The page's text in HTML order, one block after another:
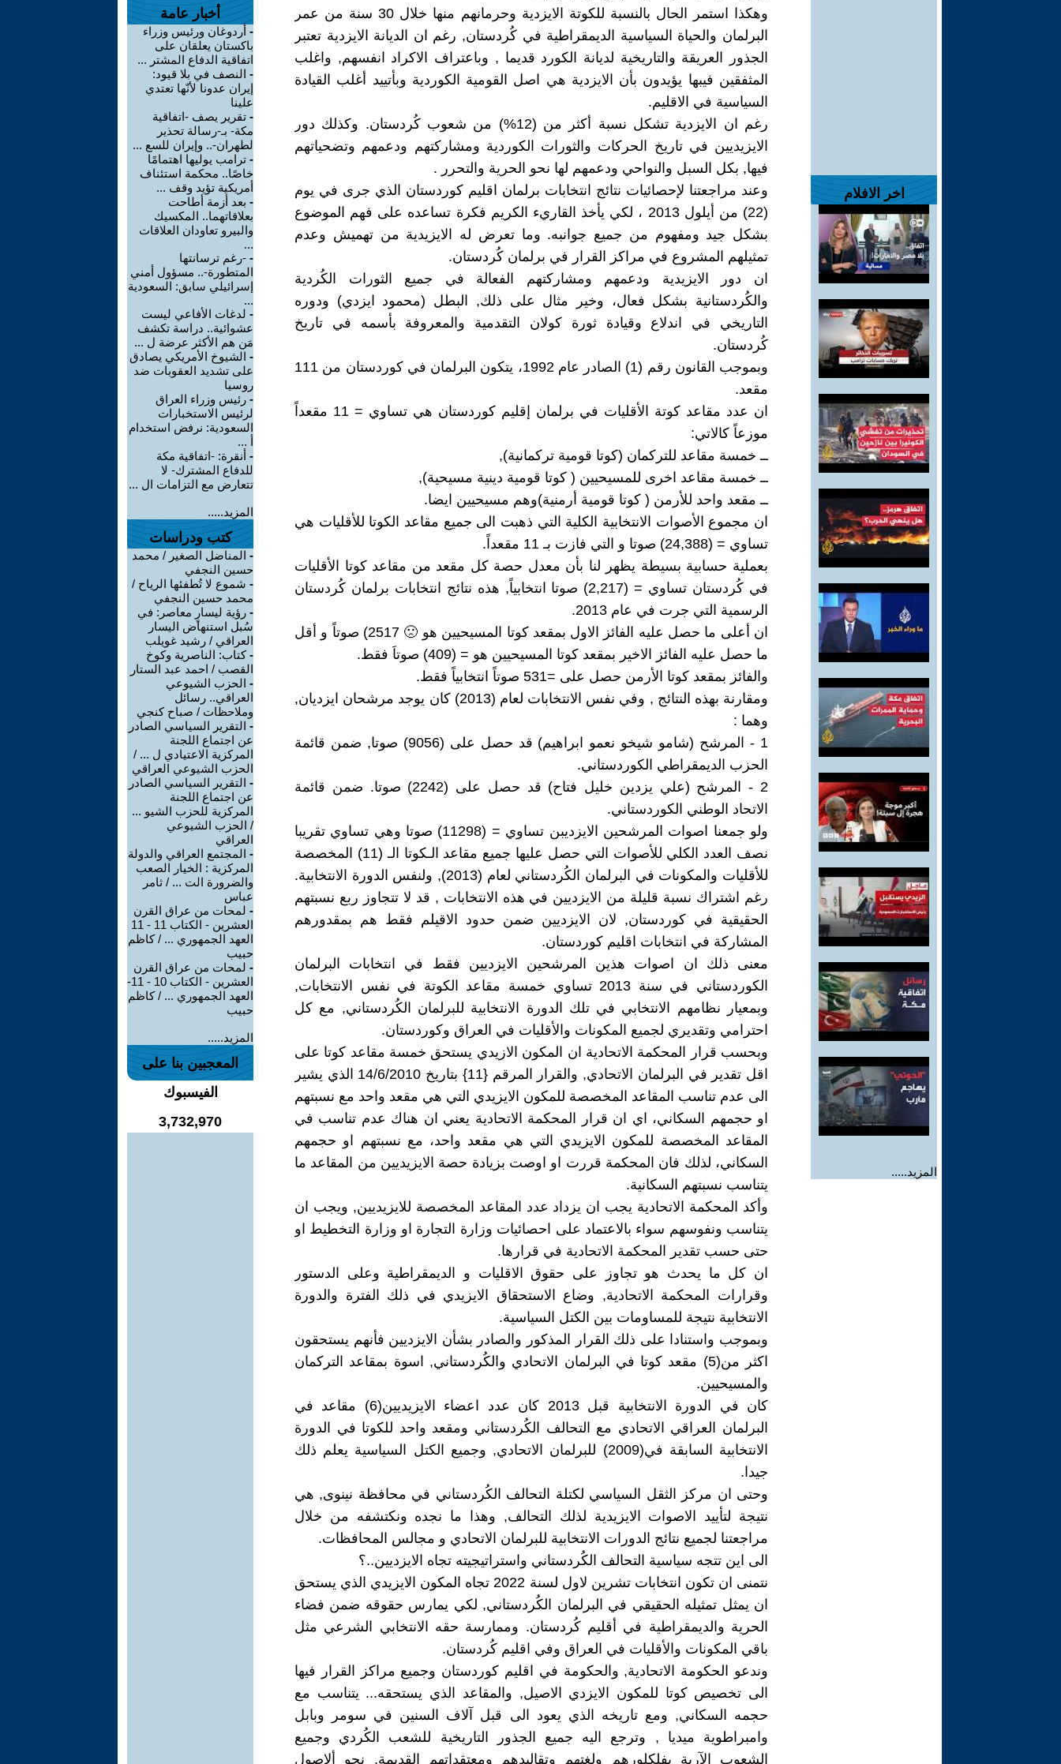
اخر الافلام
المزيد.....
وهكذا استمر الحال بالنسبة للكوتة الايزدية وحرمانهم منها خلال 30 سنة من عمر
البرلمان والحياة السياسية الديمقراطية في كُردستان, رغم ان الديانة الايزدية تعتبر
الجذور العريقة والتاريخية لديانة الكورد قديما , وباعتراف الاكراد انفسهم, واغلب
المثفقين فيبها يؤيدون بأن الايزدية هي اصل القومية الكوردية وبأتييد أغلب القيادة
السياسية في الاقليم.
رغم ان الايزدية تشكل نسبة أكثر من (12%) من شعوب كُردستان. وكذلك دور
الايزيديين في تاريخ الحركات والثورات الكوردية ومشاركتهم ودعمهم وتضحياتهم
فيها, بكل السبل والنواحي ودعمهم لها نحو الحرية والتحرر .
وعند مراجعتنا لإحصائيات نتائج انتخابات برلمان اقليم كوردستان الذي جرى في يوم
(22) من أيلول 2013 ، لكي يأخذ القاريء الكريم فكرة تساعده على فهم الموضوع
بشكل جيد ومفهوم من جميع جوانبه. وما تعرض له الايزيدية من تهميش وعدم
تمثيلهم المشروع في مراكز القرار في برلمان كُردستان.
ان دور الايزيدية ودعمهم ومشاركتهم الفعالة في جميع الثورات الكُردية
والكُردستانية بشكل فعال، وخير مثال على ذلك, البطل (محمود ايزدي) ودوره
التاريخي في اندلاع وقيادة ثورة كولان التقدمية والمعروفة بأسمه في تاريخ
كُردستان.
وبموجب القانون رقم (1) الصادر عام 1992، يتكون البرلمان في كوردستان من 111
مقعد.
ان عدد مقاعد كوتة الأقليات في برلمان إقليم كوردستان هي تساوي = 11 مقعداً
موزعاً كالاتي:
ــ خمسة مقاعد للتركمان (كوتا قومية تركمانية),
ــ خمسة مقاعد اخرى للمسيحيين ( كوتا قومية دينية مسيحية),
ــ مقعد واحد للأرمن ( كوتا قومية أرمنية)وهم مسيحيين ايضا.
ان مجموع الأصوات الانتخابية الكلية التي ذهبت الى جميع مقاعد الكوتا للأقليات هي
تساوي = (24,388) صوتا و التي فازت بـ 11 مقعداً.
بعملية حسابية بسيطة يظهر لنا بأن معدل حصة كل مقعد من مقاعد كوتا الأقليات
في كُردستان تساوي = (2,217) صوتا انتخابياً, هذه نتائج انتخابات برلمان كُردستان
الرسمية التي جرت في عام 2013.
ان أعلى ما حصل عليه الفائز الاول بمقعد كوتا المسيحيين هو 🙁 2517) صوتاً و أقل
ما حصل عليه الفائز الاخير بمقعد كوتا المسيحيين هو = (409) صوتاَ فقط.
والفائز بمقعد كوتا الأرمن حصل على =531 صوتاً انتخابياً فقط.
ومقارنة بهذه النتائج , وفي نفس الانتخابات لعام (2013) كان يوجد مرشحان ايزديان,
وهما :
1 - المرشح (شامو شيخو نعمو ابراهيم) قد حصل على (9056) صوتا, ضمن قائمة
الحزب الديمقراطي الكوردستاني.
2 - المرشح (علي يزدين خليل فتاح) قد حصل على (2242) صوتا. ضمن قائمة
الاتحاد الوطني الكوردستاني.
ولو جمعنا اصوات المرشحين الايزديبن تساوي = (11298) صوتا وهي تساوي تقريبا
نصف العدد الكلي للأصوات التي حصل عليها جميع مقاعد الـكوتا الـ (11) المخصصة
للأقليات والمكونات في البرلمان الكُردستاني لعام (2013), ولنفس الدورة الانتخابية.
رغم اشتراك نسبة قليلة من الايزديين في هذه الانتخابات , قد لا تتجاوز ربع نسبتهم
الحقيقية في كوردستان, لان الايزديين ضمن حدود الاقيلم فقط هم بمقدورهم
المشاركة في انتخابات اقليم كوردستان.
معنى ذلك ان اصوات هذين المرشحين الايزديين فقط في انتخابات البرلمان
الكوردستاني في سنة 2013 تساوي خمسة مقاعد الكوتة في نفس الانتخابات,
وبمعيار نظامهم الانتخابي في تلك الدورة الانتخابية للبرلمان الكُردستاني, مع كل
احترامي وتقديري لجميع المكونات والأقليات في العراق وكوردستان.
وبحسب قرار المحكمة الاتحادية ان المكون الازيدي يستحق خمسة مقاعد كوتا على
اقل تقدير في البرلمان الاتحادي, والقرار المرقم {11} بتاريخ 14/6/2010 الذي يشير
الى عدم تناسب المقاعد المخصصة للمكون الايزيدي التي هي مقعد واحد مع نسبتهم
او حجمهم السكاني، اي ان قرار المحكمة الاتحادية يعني ان هناك عدم تناسب في
المقاعد المخصصة للمكون الايزيدي التي هي مقعد واحد، مع نسبتهم او حجمهم
السكاني، لذلك فان المحكمة قررت او اوصت بزيادة حصة الايزيديين من المقاعد ما
يتناسب نسبتهم السكانية.
وأكد المحكمة الاتحادية يجب ان يزداد عدد المقاعد المخصصة للايزيديين, ويجب ان
يتناسب ونفوسهم سواء بالاعتماد على احصائيات وزارة التجارة او وزارة التخطيط او
حتى حسب تقدير المحكمة الاتحادية في قرارها.
ان كل ما يحدث هو تجاوز على حقوق الاقليات و الديمقراطية وعلى الدستور
وقرارات المحكمة الاتحادية, وضاع الاستحقاق الايزيدي في ذلك الفترة والدورة
الانتخابية نتيجة للمساومات بين الكتل السياسية.
وبموجب واستنادا على ذلك القرار المذكور والصادر بشأن الايزديين فأنهم يستحقون
اكثر من(5) مقعد كوتا في البرلمان الاتحادي والكُردستاني, اسوة بمقاعد التركمان
والمسيحيين.
كان في الدورة الانتخابية قبل 2013 كان عدد اعضاء الايزيديين(6) مقاعد في
البرلمان العراقي الاتحادي مع التحالف الكُردستاني ومقعد واحد للكوتا في الدورة
الانتخابية السابقة في(2009) للبرلمان الاتحادي, وجميع الكتل السياسية يعلم ذلك
جيدا.
وحتى ان مركز الثقل السياسي لكتلة التحالف الكُردستاني في محافظة نينوى, هي
نتيجة لتأييد الاصوات الايزيدية لذلك التحالف, وهذا ما نجده ونكتشفه من خلال
مراجعتنا لجميع نتائج الدورات الانتخابية للبرلمان الاتحادي و مجالس المحافظات.
الى اين تتجه سياسية التحالف الكُردستاني واستراتيجيته تجاه الايزديين..؟
نتمنى ان تكون انتخابات تشرين لاول لسنة 2022 تجاه المكون الايزيدي الذي يستحق
ان يمثل تمثيله الحقيقي في البرلمان الكُردستاني, لكي يمارس حقوقه ضمن فضاء
الحرية والديمقراطية في أقليم كُردستان. وممارسة حقه الانتخابي الشرعي مثل
باقي المكونات والأقليات في العراق وفي اقليم كُردستان.
وندعو الحكومة الاتحادية, والحكومة في اقليم كوردستان وجميع مراكز القرار فيها
الى تخصيص كوتا للمكون الايزدي الاصيل, والمقاعد الذي يستحقه... يتناسب مع
حجمه السكاني, ومع تاريخه الذي يعود الى قبل آلاف السنين في سومر وبابل
وامبراطوية ميديا , وترجع اليه جميع الجذور التاريخية للشعب الكُردي وجميع
الشعوب الآرية بفلكلورهم ولغتهم وتقاليدهم ومعتقداتهم القديمة, نحو ألاصول
أخبار عامة
- أردوغان ورئيس وزراء
باكستان يعلقان على
اتفاقية الدفاع المشتر ...
- النصف في بلا قيود:
إيران عدونا لأنّها تعتدي
علينا
- تقرير يصف -اتفاقية
مكة- بـ-رسالة تحذير
لطهران-.. وإيران للسع ...
- ترامب يوليها اهتمامًا
خاصًا.. محكمة استئناف
أمريكية تؤيد وقف ...
- بعد أزمة أطاحت
بعلاقاتهما.. المكسيك
والبيرو تعاودان العلاقات
...
- -رغم ترسانتها
المتطورة-.. مسؤول أمني
إسرائيلي سابق: السعودية
...
- لدغات الأفاعي ليست
عشوائية.. دراسة تكشف
مَن هم الأكثر عرضة ل ...
- الشيوخ الأمريكي يصادق
على تشديد العقوبات ضد
روسيا
- رئيس وزراء العراق
لرئيس الاستخبارات
السعودية: نرفض استخدام
أ ...
- أنقرة: -اتفاقية مكة
للدفاع المشترك- لا
تتعارض مع التزامات ال ...
المزيد.....
كتب ودراسات
- المناضل الصغير / محمد
حسين النجفي
- شموع لا تُطفئها الرياح /
محمد حسين النجفي
- رؤية ليسارٍ معاصر: في
سُبل استنهاض اليسار
العراقي / رشيد غويلب
-كتاب: الناصرية وكوخ
القصب / احمد عبد الستار
- الحزب الشيوعي
العراقي.. رسائل
وملاحظات / صباح كنجي
- التقرير السياسي الصادر
عن اجتماع اللجنة
المركزية الاعتيادي ل ... /
الحزب الشيوعي العراقي
- التقرير السياسي الصادر
عن اجتماع اللجنة
المركزية للحزب الشيو ...
/ الحزب الشيوعي
العراقي
- المجتمع العراقي والدولة
المركزية : الخيار الصعب
والضرورة الت ... / ثامر
عباس
- لمحات من عراق القرن
العشرين - الكتاب 11 - 11
العهد الجمهوري ... / كاظم
حبيب
- لمحات من عراق القرن
العشرين - الكتاب 10 - 11-
العهد الجمهوري ... / كاظم
حبيب
المزيد.....
المعجبين بنا على
الفيسبوك
3,732,970